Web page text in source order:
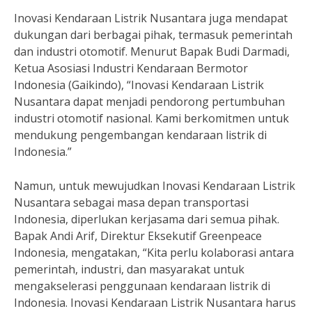
Inovasi Kendaraan Listrik Nusantara juga mendapat
dukungan dari berbagai pihak, termasuk pemerintah
dan industri otomotif. Menurut Bapak Budi Darmadi,
Ketua Asosiasi Industri Kendaraan Bermotor
Indonesia (Gaikindo), “Inovasi Kendaraan Listrik
Nusantara dapat menjadi pendorong pertumbuhan
industri otomotif nasional. Kami berkomitmen untuk
mendukung pengembangan kendaraan listrik di
Indonesia.”
Namun, untuk mewujudkan Inovasi Kendaraan Listrik
Nusantara sebagai masa depan transportasi
Indonesia, diperlukan kerjasama dari semua pihak.
Bapak Andi Arif, Direktur Eksekutif Greenpeace
Indonesia, mengatakan, “Kita perlu kolaborasi antara
pemerintah, industri, dan masyarakat untuk
mengakselerasi penggunaan kendaraan listrik di
Indonesia. Inovasi Kendaraan Listrik Nusantara harus